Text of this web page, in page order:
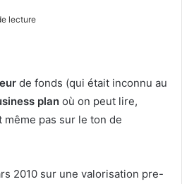
lecture
de fonds (qui était inconnu au
plan où on peut lire,
pas sur le ton de
2010 sur une valorisation pre-